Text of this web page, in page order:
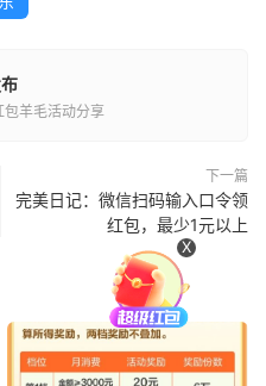
包羊毛活动分享
下一篇
完美日记：微信扫码输入口令领
红包，最少1元以上
X